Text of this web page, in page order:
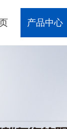
产品中心